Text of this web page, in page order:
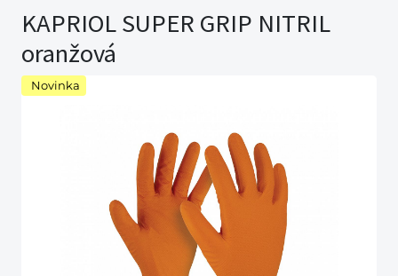
KAPRIOL SUPER GRIP NITRIL
oranžová
Novinka